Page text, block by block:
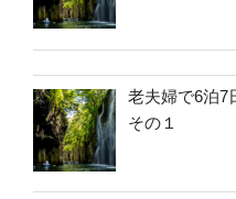
老夫婦で6泊7
その１